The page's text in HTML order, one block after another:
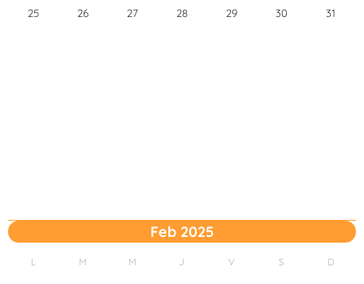
25 26 27 28 29 30 31
Feb 2025
L M M J V S D